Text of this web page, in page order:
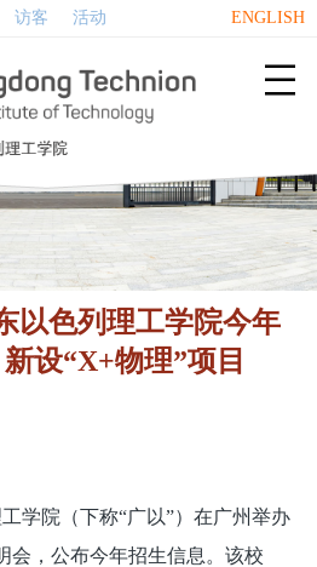
访客 活动 ENGLISH

以色列理工学院今年
设“X+物理”项目
学院（下称“广以”）在广州举办
会，公布今年招生信息。该校